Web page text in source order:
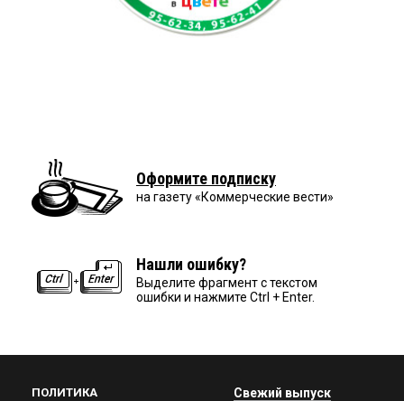
Оформите подписку
на газету «Коммерческие вести»
Нашли ошибку?
Выделите фрагмент с текстом
ошибки и нажмите Ctrl + Enter.
ПОЛИТИКА Свежий выпуск